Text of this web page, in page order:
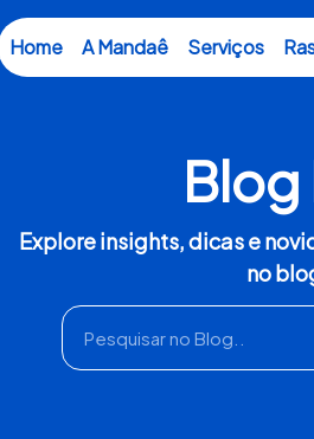
Home A Mandaê Serviços
Blog
Explore insights, dicas e
no